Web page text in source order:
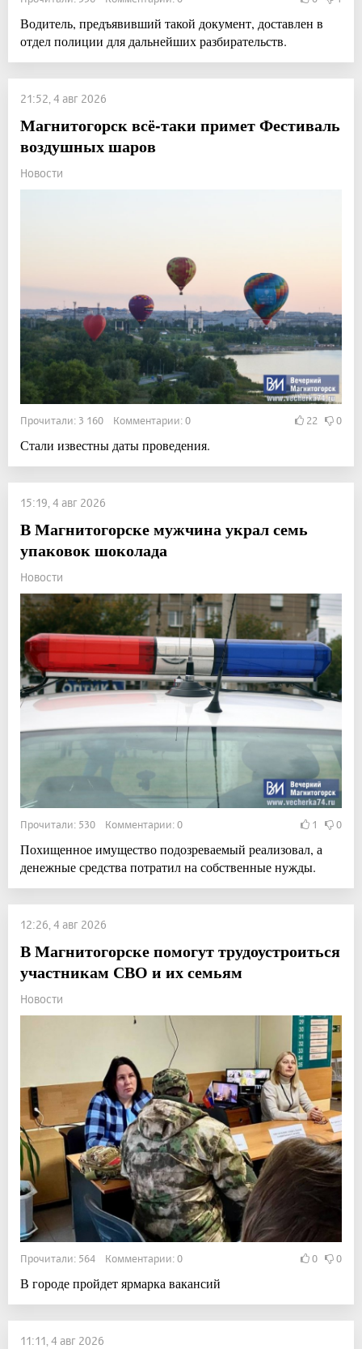
Водитель, предъявивший такой документ, доставлен в
отдел полиции для дальнейших разбирательств.
21:52, 4 авг 2026
Магнитогорск всё-таки примет Фестиваль
воздушных шаров
Новости
Прочитали: 3 160 Комментарии: 0 22 0
Стали известны даты проведения.
15:19, 4 авг 2026
В Магнитогорске мужчина украл семь
упаковок шоколада
Новости
Прочитали: 530 Комментарии: 0 1 0
Похищенное имущество подозреваемый реализовал, а
денежные средства потратил на собственные нужды.
12:26, 4 авг 2026
В Магнитогорске помогут трудоустроиться
участникам СВО и их семьям
Новости
Прочитали: 564 Комментарии: 0 0 0
В городе пройдет ярмарка вакансий
11:11, 4 авг 2026